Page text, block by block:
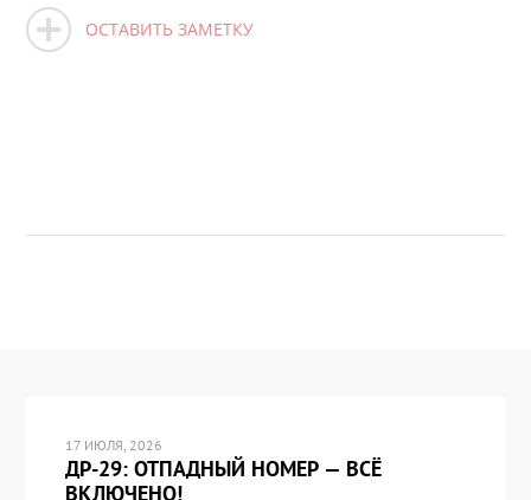
ОСТАВИТЬ ЗАМЕТКУ
17 ИЮЛЯ, 2026
ДР-29: ОТПАДНЫЙ НОМЕР — ВСЁ
ВКЛЮЧЕНО!